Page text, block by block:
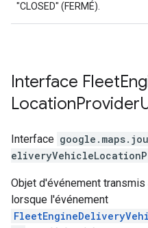
"CLOSED" (FERMÉ).
Interface Fleet
LocationProvider
Interface
Objet d'événement
lorsque l'événement